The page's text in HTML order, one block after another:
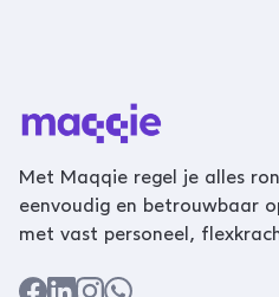
Met Maqqie regel je alles
eenvoudig en betrouwbaar
met vast personeel,